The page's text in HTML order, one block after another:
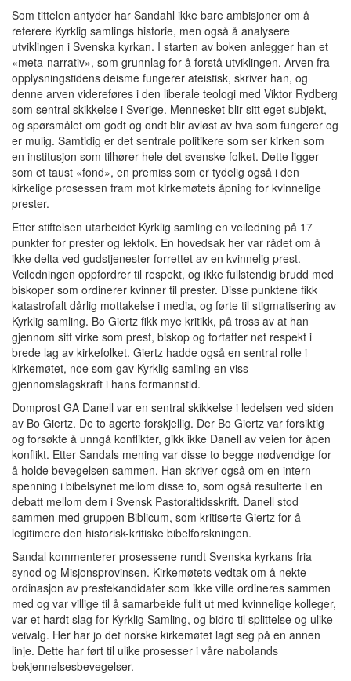
Som tittelen antyder har Sandahl ikke bare ambisjoner om å
referere Kyrklig samlings historie, men også å analysere
utviklingen i Svenska kyrkan. I starten av boken anlegger han et
«meta-narrativ», som grunnlag for å forstå utviklingen. Arven fra
opplysningstidens deisme fungerer ateistisk, skriver han, og
denne arven videreføres i den liberale teologi med Viktor Rydberg
som sentral skikkelse i Sverige. Mennesket blir sitt eget subjekt,
og spørsmålet om godt og ondt blir avløst av hva som fungerer og
er mulig. Samtidig er det sentrale politikere som ser kirken som
en institusjon som tilhører hele det svenske folket. Dette ligger
som et taust «fond», en premiss som er tydelig også i den
kirkelige prosessen fram mot kirkemøtets åpning for kvinnelige
prester.
Etter stiftelsen utarbeidet Kyrklig samling en veiledning på 17
punkter for prester og lekfolk. En hovedsak her var rådet om å
ikke delta ved gudstjenester forrettet av en kvinnelig prest.
Veiledningen oppfordrer til respekt, og ikke fullstendig brudd med
biskoper som ordinerer kvinner til prester. Disse punktene fikk
katastrofalt dårlig mottakelse i media, og førte til stigmatisering av
Kyrklig samling. Bo Giertz fikk mye kritikk, på tross av at han
gjennom sitt virke som prest, biskop og forfatter nøt respekt i
brede lag av kirkefolket. Giertz hadde også en sentral rolle i
kirkemøtet, noe som gav Kyrklig samling en viss
gjennomslagskraft i hans formannstid.
Domprost GA Danell var en sentral skikkelse i ledelsen ved siden
av Bo Giertz. De to agerte forskjellig. Der Bo Giertz var forsiktig
og forsøkte å unngå konflikter, gikk ikke Danell av veien for åpen
konflikt. Etter Sandals mening var disse to begge nødvendige for
å holde bevegelsen sammen. Han skriver også om en intern
spenning i bibelsynet mellom disse to, som også resulterte i en
debatt mellom dem i Svensk Pastoraltidsskrift. Danell stod
sammen med gruppen Biblicum, som kritiserte Giertz for å
legitimere den historisk-kritiske bibelforskningen.
Sandal kommenterer prosessene rundt Svenska kyrkans fria
synod og Misjonsprovinsen. Kirkemøtets vedtak om å nekte
ordinasjon av prestekandidater som ikke ville ordineres sammen
med og var villige til å samarbeide fullt ut med kvinnelige kolleger,
var et hardt slag for Kyrklig Samling, og bidro til splittelse og ulike
veivalg. Her har jo det norske kirkemøtet lagt seg på en annen
linje. Dette har ført til ulike prosesser i våre nabolands
bekjennelsesbevegelser.